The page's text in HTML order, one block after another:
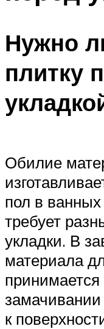
Нужно
плитку
Обилие
пол в ванных
требует
укладки. В
материала
к